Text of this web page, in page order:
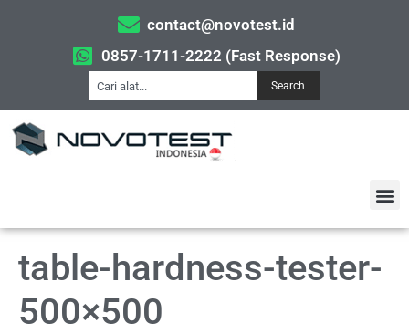
contact@novotest.id
0857-1711-2222 (Fast Response)
Search
table-hardness-tester-
500×500